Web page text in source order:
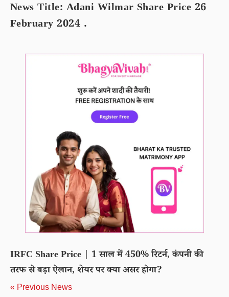
News Title: Adani Wilmar Share Price 26
February 2024 .
IRFC Share Price | 1 साल में 450% रिटर्न, कंपनी की
तरफ से बड़ा ऐलान, शेयर पर क्या असर होगा?
« Previous News